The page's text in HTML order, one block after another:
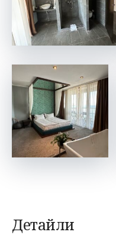
Детайли